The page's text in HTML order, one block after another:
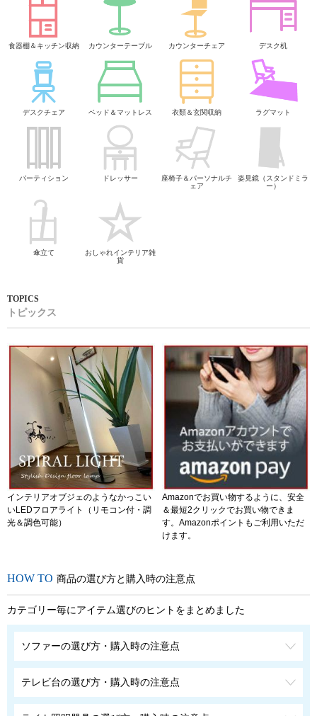
食器棚＆キッチン収納 カウンターテーブル カウンターチェア デスク机
デスクチェア ベッド＆マットレス 衣類＆玄関収納 ラグマット
パーティション ドレッサー
座椅子＆パーソナルチ
ェア
姿見鏡（スタンドミラ
ー）
傘立て
おしゃれインテリア雑
貨
トピックス
インテリアオブジェのようなかっこい
いLEDフロアライト（リモコン付・調
光＆調色可能）
Amazonでお買い物するように、安全
＆最短2クリックでお買い物できま
す。Amazonポイントもご利用いただ
けます。
商品の選び方と購入時の注意点
カテゴリー毎にアイテム選びのヒントをまとめました
ソファーの選び方・購入時の注意点
テレビ台の選び方・購入時の注意点